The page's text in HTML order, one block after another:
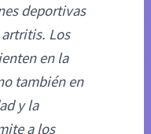
deportivas
Los
en la
también en
y la
a los